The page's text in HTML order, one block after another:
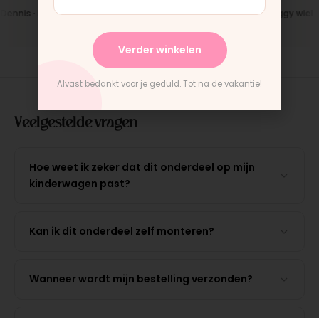
· Phil & Teds onderdeel Anne · Mountain Buggy wiel
Veelgestelde vragen
Hoe weet ik zeker dat dit onderdeel op mijn
kinderwagen past?
Kan ik dit onderdeel zelf monteren?
Wanneer wordt mijn bestelling verzonden?
Verder winkelen
Alvast bedankt voor je geduld. Tot na de vakantie!